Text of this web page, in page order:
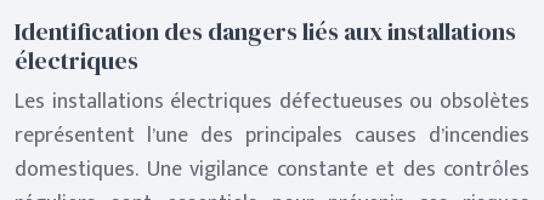
Identification des dangers liés aux installations
électriques
Les installations électriques défectueuses ou obsolètes
représentent l’une des principales causes d’incendies
domestiques. Une vigilance constante et des contrôles